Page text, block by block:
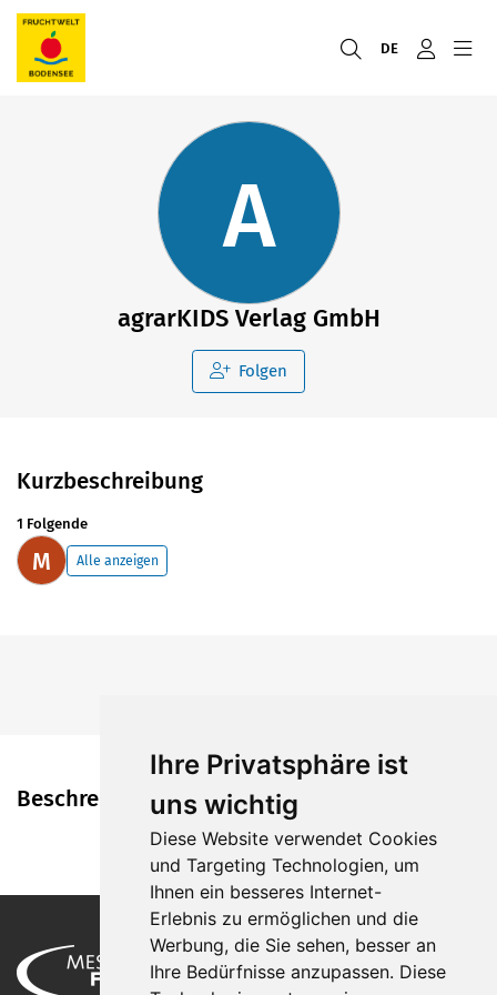
Ihre Privatsphäre ist
uns wichtig
Diese Website verwendet Cookies
und Targeting Technologien, um
Ihnen ein besseres Internet-
Erlebnis zu ermöglichen und die
Werbung, die Sie sehen, besser an
Ihre Bedürfnisse anzupassen. Diese
DE
A
agrarKIDS Verlag GmbH
Folgen
Kurzbeschreibung
1 Folgende
M Alle anzeigen
Beschreibung